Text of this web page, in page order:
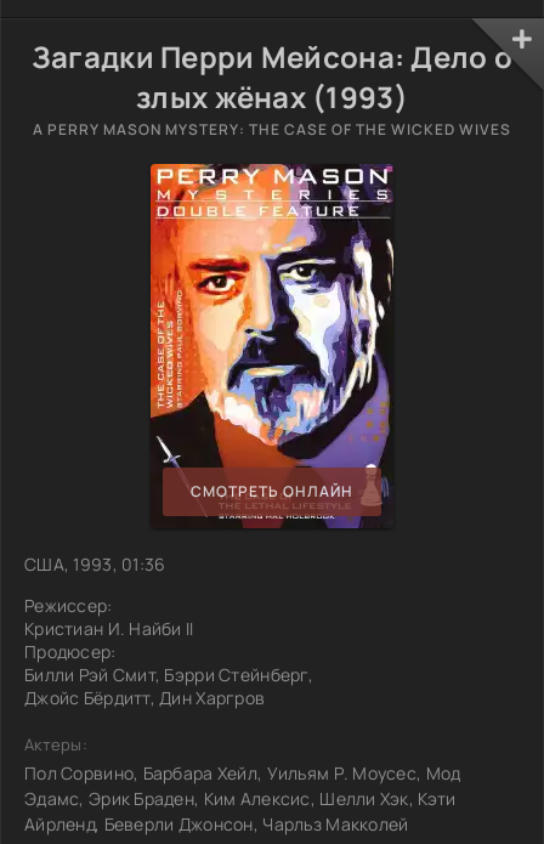
Загадки Перри Мейсона: Дело о
злых жёнах (1993)
A PERRY MASON MYSTERY: THE CASE OF THE WICKED WIVES
СМОТРЕТЬ ОНЛАЙН
США, 1993, 01:36
Режиссер:
Кристиан И. Найби II
Продюсер:
Билли Рэй Смит, Бэрри Стейнберг,
Джойс Бёрдитт, Дин Харгров
Актеры:
Пол Сорвино, Барбара Хейл, Уильям Р. Моусес, Мод
Эдамс, Эрик Браден, Ким Алексис, Шелли Хэк, Кэти
Айрленд, Беверли Джонсон, Чарльз Макколей